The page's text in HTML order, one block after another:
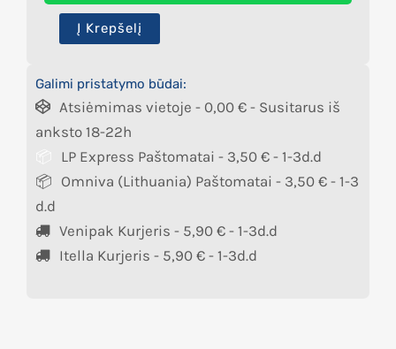
Į Krepšelį
Galimi pristatymo būdai:
Atsiėmimas vietoje - 0,00 € - Susitarus iš
anksto 18-22h
LP Express Paštomatai - 3,50 € - 1-3d.d
Omniva (Lithuania) Paštomatai - 3,50 € - 1-3
d.d
Venipak Kurjeris - 5,90 € - 1-3d.d
Itella Kurjeris - 5,90 € - 1-3d.d